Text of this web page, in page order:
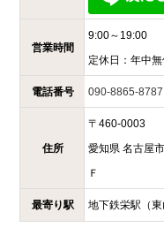
営業時間
9:00～19:00
定休日： 年中無
電話番号 090-8865-8787
住所
〒 460-0003
愛知県 名古屋
Ｆ
最寄り駅 地下鉄栄駅（